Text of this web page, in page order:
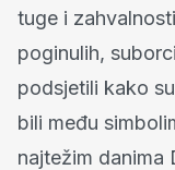
tuge i
poginulih,
podsjetili kako
bili među
najtežim danima